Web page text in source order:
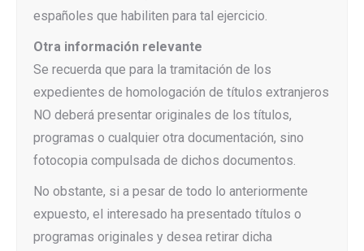
españoles que habiliten para tal ejercicio.
Otra información relevante
Se recuerda que para la tramitación de los
expedientes de homologación de títulos extranjeros
NO deberá presentar originales de los títulos,
programas o cualquier otra documentación, sino
fotocopia compulsada de dichos documentos.
No obstante, si a pesar de todo lo anteriormente
expuesto, el interesado ha presentado títulos o
programas originales y desea retirar dicha